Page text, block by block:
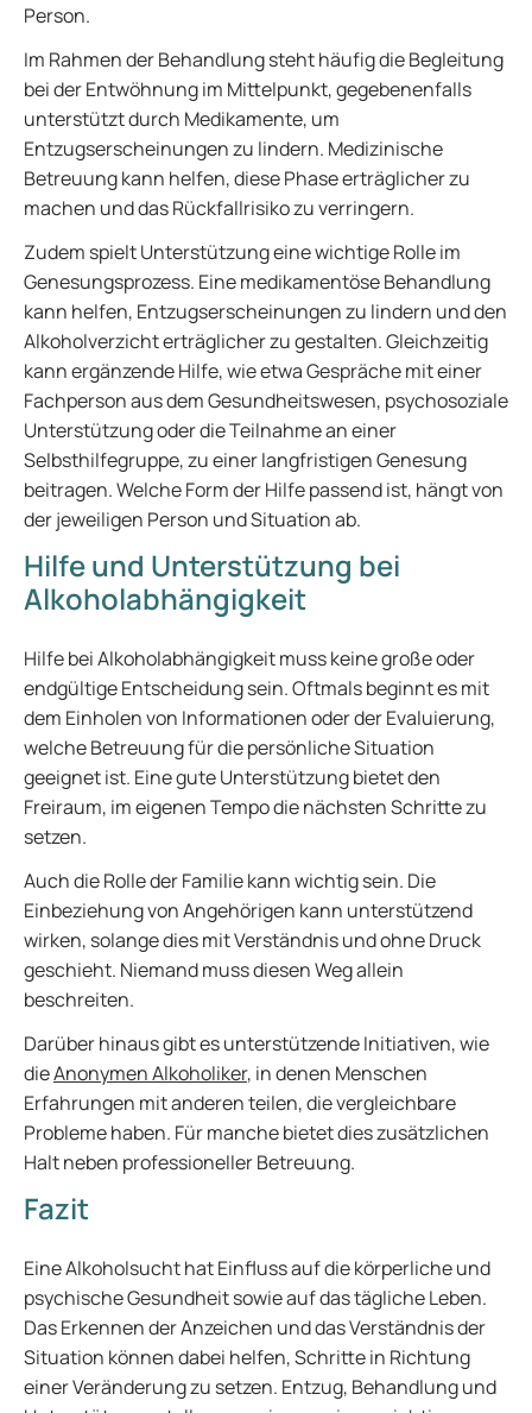
Person.
Im Rahmen der Behandlung steht häufig die Begleitung
bei der Entwöhnung im Mittelpunkt, gegebenenfalls
unterstützt durch Medikamente, um
Entzugserscheinungen zu lindern. Medizinische
Betreuung kann helfen, diese Phase erträglicher zu
machen und das Rückfallrisiko zu verringern.
Zudem spielt Unterstützung eine wichtige Rolle im
Genesungsprozess. Eine medikamentöse Behandlung
kann helfen, Entzugserscheinungen zu lindern und den
Alkoholverzicht erträglicher zu gestalten. Gleichzeitig
kann ergänzende Hilfe, wie etwa Gespräche mit einer
Fachperson aus dem Gesundheitswesen, psychosoziale
Unterstützung oder die Teilnahme an einer
Selbsthilfegruppe, zu einer langfristigen Genesung
beitragen. Welche Form der Hilfe passend ist, hängt von
der jeweiligen Person und Situation ab.
Hilfe und Unterstützung bei
Alkoholabhängigkeit
Hilfe bei Alkoholabhängigkeit muss keine große oder
endgültige Entscheidung sein. Oftmals beginnt es mit
dem Einholen von Informationen oder der Evaluierung,
welche Betreuung für die persönliche Situation
geeignet ist. Eine gute Unterstützung bietet den
Freiraum, im eigenen Tempo die nächsten Schritte zu
setzen.
Auch die Rolle der Familie kann wichtig sein. Die
Einbeziehung von Angehörigen kann unterstützend
wirken, solange dies mit Verständnis und ohne Druck
geschieht. Niemand muss diesen Weg allein
beschreiten.
Darüber hinaus gibt es unterstützende Initiativen, wie
dieAnonymen Alkoholiker, in denen Menschen
Erfahrungen mit anderen teilen, die vergleichbare
Probleme haben. Für manche bietet dies zusätzlichen
Halt neben professioneller Betreuung.
Fazit
Eine Alkoholsucht hat Einfluss auf die körperliche und
psychische Gesundheit sowie auf das tägliche Leben.
Das Erkennen der Anzeichen und das Verständnis der
Situation können dabei helfen, Schritte in Richtung
einer Veränderung zu setzen. Entzug, Behandlung und